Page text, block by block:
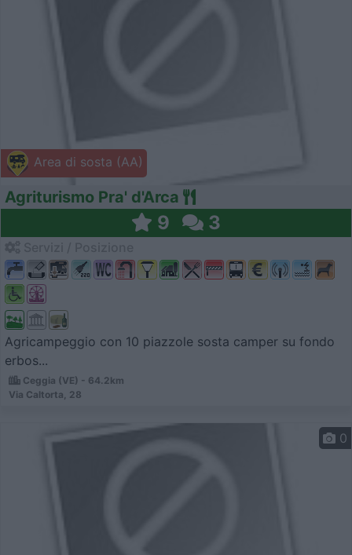
Area di sosta (AA)
Agriturismo Pra' d'Arca
9 3
Agricampeggio con 10 piazzole sosta camper su fondo
erbos...
Ceggia (VE) - 64.2km
Via Caltorta, 28
0